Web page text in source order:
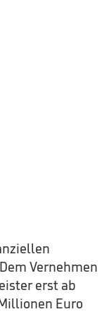
Vernehmen
erst ab
Euro